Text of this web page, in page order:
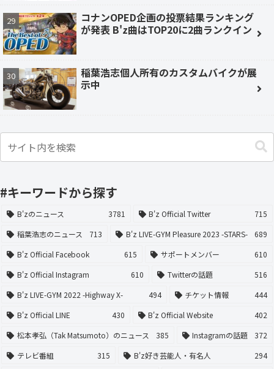
コナンOPED企画の投票結果ランキング
が発表 B'z曲はTOP20に2曲ランクイン
稲葉浩志個人所有のカスタムバイクが展
示中
#キーワードから探す
B'zのニュース 3781 B'z Official Twitter
715
稲葉浩志のニュース
713 B'z LIVE-GYM Pleasure 2023 -STARS-
689
B'z Official Facebook
615 サポートメンバー
610
B'z Official Instagram
610 Twitterの話題
516
B'z LIVE-GYM 2022 -Highway X-
494 チケット情報
444
B'z Official LINE
430 B'z Official Website
402
松本孝弘（Tak Matsumoto）のニュース
385 Instagramの話題
372
テレビ番組
315 B'z好き芸能人・有名人
294